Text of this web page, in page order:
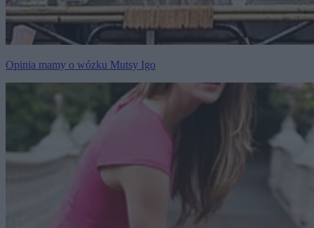
Opinia mamy o wózku Mutsy Igo